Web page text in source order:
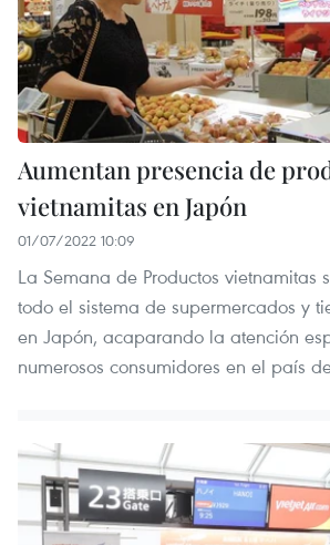
Aumentan presencia de
vietnamitas en Japón
01/07/2022 10:09
La Semana de Productos vietnamitas
todo el sistema de supermercados y
en Japón, acaparando la atención
numerosos consumidores en el país